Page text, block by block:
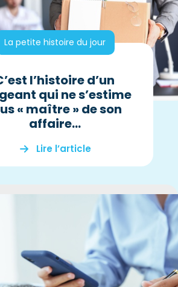
La petite histoire du jour
l’histoire d’un
qui ne s’estime
« maître » de son
affaire…
Lire l’article